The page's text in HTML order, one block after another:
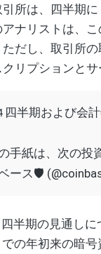
所は、四半期に
ナリストは、こ
だし、取引所
リプションとサ
四半期および会
手紙は、次の投
ース🛡️
四半期の見通し
での年初来の暗